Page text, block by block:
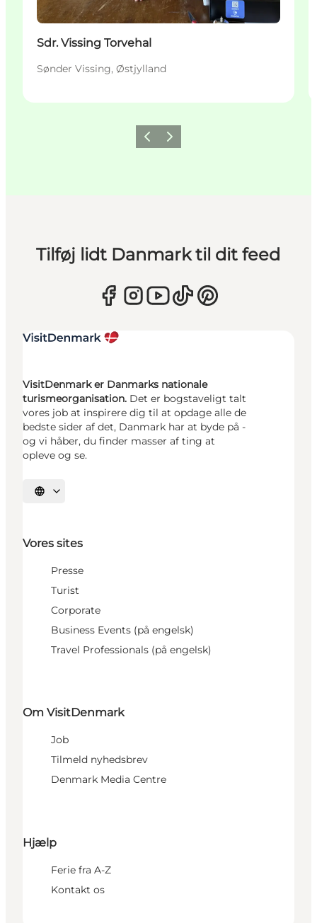
Sdr. Vissing Torvehal
Sønder Vissing, Østjylland
ForrigeNæste
Tilføj lidt Danmark til dit feed
VisitDenmark er Danmarks nationale
turismeorganisation. Det er bogstaveligt talt
vores job at inspirere dig til at opdage alle de
bedste sider af det, Danmark har at byde på -
og vi håber, du finder masser af ting at
opleve og se.
Vælg sprog
Vores sites
Presse
Turist
Corporate
Business Events (på engelsk)
Travel Professionals (på engelsk)
Om VisitDenmark
Job
Tilmeld nyhedsbrev
Denmark Media Centre
Hjælp
Ferie fra A-Z
Kontakt os